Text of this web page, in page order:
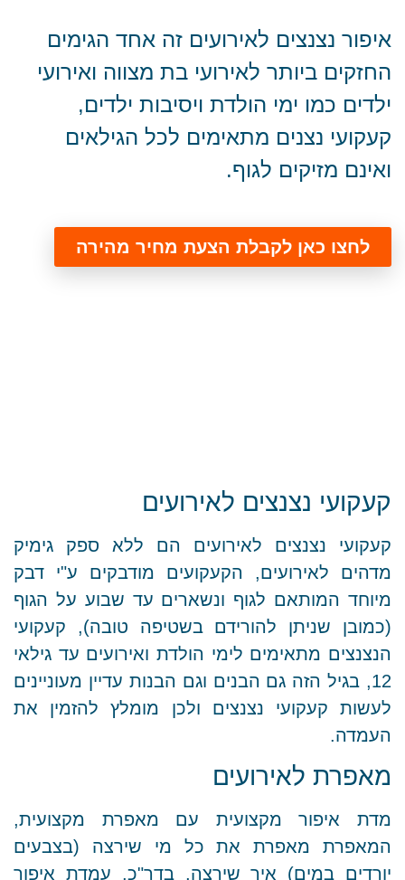
איפור נצנצים לאירועים זה אחד הגימים
החזקים ביותר לאירועי בת מצווה ואירועי
ילדים כמו ימי הולדת ויסיבות ילדים,
קעקועי נצנים מתאימים לכל הגילאים
ואינם מזיקים לגוף.
לחצו כאן לקבלת הצעת מחיר מהירה
קעקועי נצנצים לאירועים
קעקועי נצנצים לאירועים הם ללא ספק גימיק
מדהים לאירועים, הקעקועים מודבקים ע"י דבק
מיוחד המותאם לגוף ונשארים עד שבוע על הגוף
(כמובן שניתן להורידם בשטיפה טובה), קעקועי
הנצנצים מתאימים לימי הולדת ואירועים עד גילאי
12, בגיל הזה גם הבנים וגם הבנות עדיין מעוניינים
לעשות קעקועי נצנצים ולכן מומלץ להזמין את
העמדה.
מאפרת לאירועים
מדת איפור מקצועית עם מאפרת מקצועית,
המאפרת מאפרת את כל מי שירצה (בצבעים
יורדים במים) איך שירצה, בדר"כ, עמדת איפור